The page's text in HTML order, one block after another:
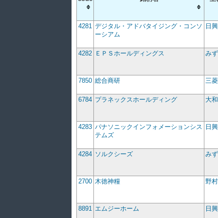
4281 デジタル・アドバタイジング・コンソ
ーシアム
日興
4282 ＥＰＳホールディングス み
7850 総合商研 三菱
6784 プラネックスホールディング 大和
4283 パナソニックインフォメーションシス
テムズ
日興
4284 ソルクシーズ み
2700 木徳神糧 野村
8891 エムジーホーム 日興